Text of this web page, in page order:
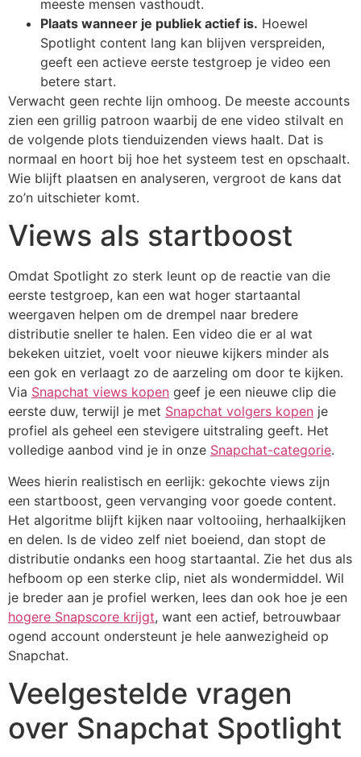
meeste mensen vasthoudt.
Plaats wanneer je publiek actief is. Hoewel
Spotlight content lang kan blijven verspreiden,
geeft een actieve eerste testgroep je video een
betere start.
Verwacht geen rechte lijn omhoog. De meeste accounts
zien een grillig patroon waarbij de ene video stilvalt en
de volgende plots tienduizenden views haalt. Dat is
normaal en hoort bij hoe het systeem test en opschaalt.
Wie blijft plaatsen en analyseren, vergroot de kans dat
zo’n uitschieter komt.
Views als startboost
Omdat Spotlight zo sterk leunt op de reactie van die
eerste testgroep, kan een wat hoger startaantal
weergaven helpen om de drempel naar bredere
distributie sneller te halen. Een video die er al wat
bekeken uitziet, voelt voor nieuwe kijkers minder als
een gok en verlaagt zo de aarzeling om door te kijken.
Via Snapchat views kopen geef je een nieuwe clip die
eerste duw, terwijl je met Snapchat volgers kopen je
profiel als geheel een stevigere uitstraling geeft. Het
volledige aanbod vind je in onze Snapchat-categorie.
Wees hierin realistisch en eerlijk: gekochte views zijn
een startboost, geen vervanging voor goede content.
Het algoritme blijft kijken naar voltooiing, herhaalkijken
en delen. Is de video zelf niet boeiend, dan stopt de
distributie ondanks een hoog startaantal. Zie het dus als
hefboom op een sterke clip, niet als wondermiddel. Wil
je breder aan je profiel werken, lees dan ook hoe je een
hogere Snapscore krijgt, want een actief, betrouwbaar
ogend account ondersteunt je hele aanwezigheid op
Snapchat.
Veelgestelde vragen
over Snapchat Spotlight